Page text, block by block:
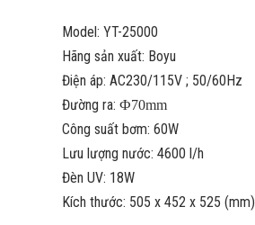
Model: YT-25000
Hãng sản xuất: Boyu
Điện áp: AC230/115V ; 50/60Hz
Đường ra:Ф70mm
Công suất bơm: 60W
Lưu lượng nước: 4600 l/h
Đèn UV: 18W
Kích thước: 505 x 452 x 525 (mm)